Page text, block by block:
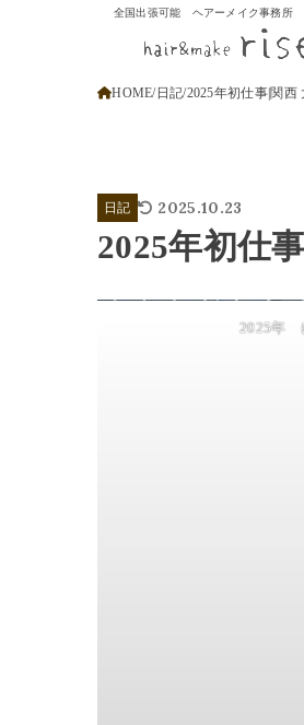
全国出張可能 ヘアーメイク事務所
HOME 日記 2025年初仕事|関西
日記 2025.10.23
2025年初仕
2025年